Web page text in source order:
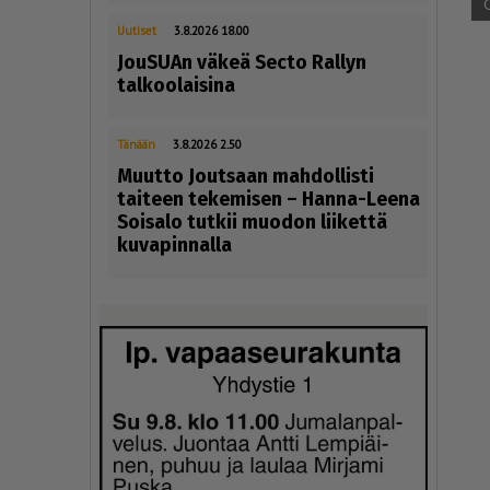
Uutiset 3.8.2026 18.00
JouSUAn väkeä Secto Rallyn
talkoolaisina
Tänään 3.8.2026 2.50
Muutto Joutsaan mahdollisti
taiteen tekemisen – Hanna-Leena
Soisalo tutkii muodon liikettä
kuvapinnalla